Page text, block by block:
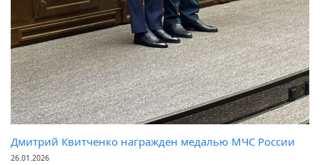
Дмитрий Квитченко награжден медалью МЧС России
26.01.2026